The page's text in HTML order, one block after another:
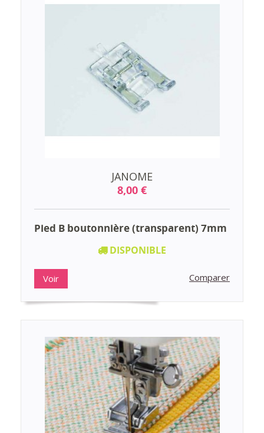
JANOME
8,00 €
Pied B boutonnière (transparent) 7mm
DISPONIBLE
Voir Comparer